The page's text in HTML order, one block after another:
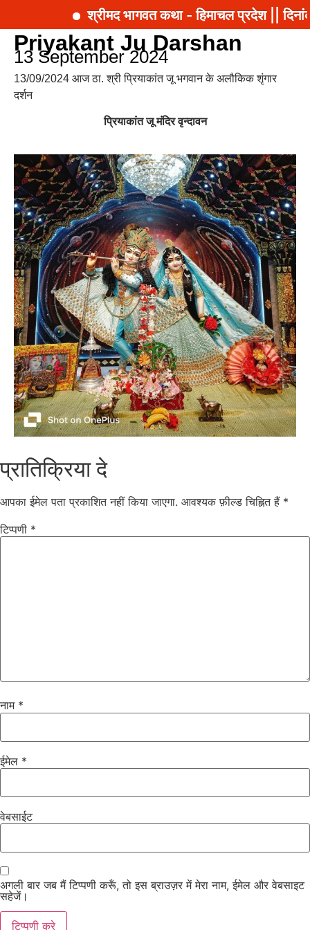
श्रीमद भागवत कथा - हिमाचल प्रदेश ||
Priyakant Ju Darshan
13 September 2024
13/09/2024 आज ठा. श्री प्रियाकांत जू भगवान के अलौकिक शृंगार
दर्शन
प्रियाकांत जू मंदिर वृन्दावन
प्रातिक्रिया दे
आपका ईमेल पता प्रकाशित नहीं किया जाएगा. आवश्यक फ़ील्ड चिह्नित हैं *
टिप्पणी *
नाम *
ईमेल *
वेबसाईट
अगली बार जब मैं टिप्पणी करूँ, तो इस ब्राउज़र में मेरा नाम, ईमेल और वेबसाइट
सहेजें।